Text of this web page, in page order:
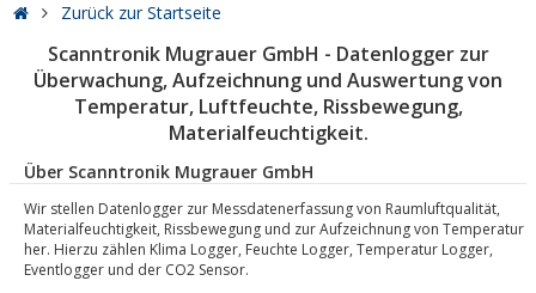
Zurück zur Startseite
Scanntronik Mugrauer GmbH - Datenlogger zur
Überwachung, Aufzeichnung und Auswertung von
Temperatur, Luftfeuchte, Rissbewegung,
Materialfeuchtigkeit.
Über Scanntronik Mugrauer GmbH
Wir stellen Datenlogger zur Messdatenerfassung von Raumluftqualität,
Materialfeuchtigkeit, Rissbewegung und zur Aufzeichnung von Temperatur
her. Hierzu zählen Klima Logger, Feuchte Logger, Temperatur Logger,
Eventlogger und der CO2 Sensor.